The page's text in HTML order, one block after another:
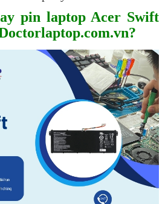
pin laptop Acer Swift